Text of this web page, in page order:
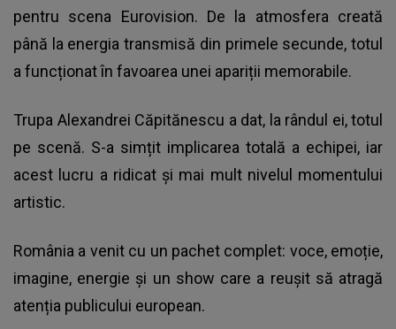
pentru scena Eurovision. De la atmosfera creată
până la energia transmisă din primele secunde, totul
a funcționat în favoarea unei apariții memorabile.
Trupa Alexandrei Căpitănescu a dat, la rândul ei, totul
pe scenă. S-a simțit implicarea totală a echipei, iar
acest lucru a ridicat și mai mult nivelul momentului
artistic.
România a venit cu un pachet complet: voce, emoție,
imagine, energie și un show care a reușit să atragă
atenția publicului european.